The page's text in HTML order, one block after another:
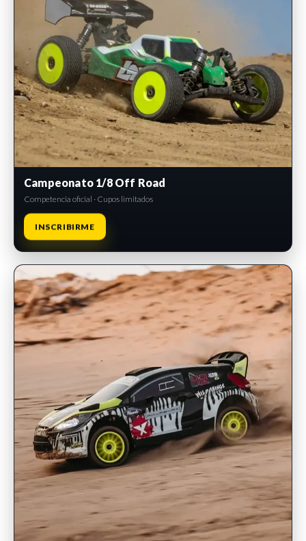
Campeonato 1/8 Off Road
Competencia oficial · Cupos limitados
INSCRIBIRME
INSCRIPCIONES ABIERTAS